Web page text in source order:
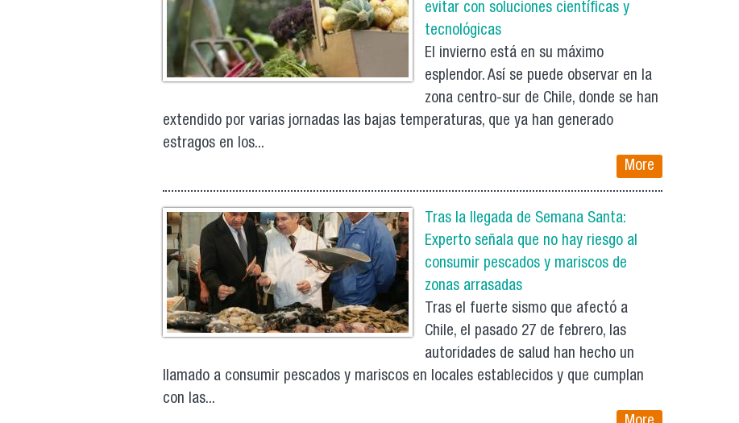
evitar con soluciones científicas y
tecnológicas
El invierno está en su máximo
esplendor. Así se puede observar en la
zona centro-sur de Chile, donde se han
extendido por varias jornadas las bajas temperaturas, que ya han generado
estragos en los...
More
Tras la llegada de Semana Santa:
Experto señala que no hay riesgo al
consumir pescados y mariscos de
zonas arrasadas
Tras el fuerte sismo que afectó a
Chile, el pasado 27 de febrero, las
autoridades de salud han hecho un
llamado a consumir pescados y mariscos en locales establecidos y que cumplan
con las...